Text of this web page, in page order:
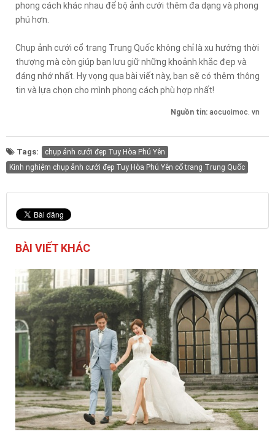
phong cách khác nhau để bộ ảnh cưới thêm đa dạng và phong
phú hơn.
Chụp ảnh cưới cổ trang Trung Quốc không chỉ là xu hướng thời
thượng mà còn giúp bạn lưu giữ những khoảnh khắc đẹp và
đáng nhớ nhất. Hy vọng qua bài viết này, bạn sẽ có thêm thông
tin và lựa chọn cho mình phong cách phù hợp nhất!
Nguồn tin: aocuoimoc. vn
Tags:
chụp ảnh cưới đẹp Tuy Hòa Phú Yên
Kinh nghiệm chụp ảnh cưới đẹp Tuy Hòa Phú Yên cổ trang Trung Quốc
BÀI VIẾT KHÁC